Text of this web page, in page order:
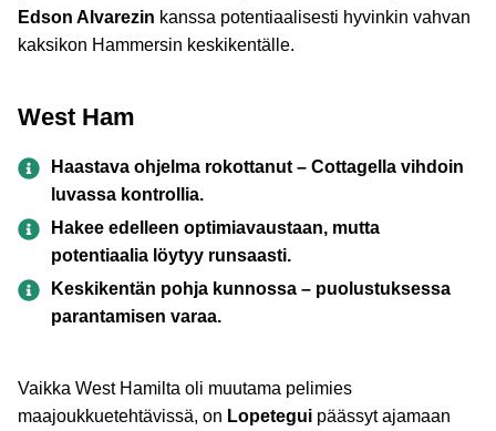
Edson Alvarezin kanssa potentiaalisesti hyvinkin vahvan
kaksikon Hammersin keskikentälle.
West Ham
Haastava ohjelma rokottanut – Cottagella vihdoin
luvassa kontrollia.
Hakee edelleen optimiavaustaan, mutta
potentiaalia löytyy runsaasti.
Keskikentän pohja kunnossa – puolustuksessa
parantamisen varaa.
Vaikka West Hamilta oli muutama pelimies
maajoukkuetehtävissä, on Lopetegui päässyt ajamaan